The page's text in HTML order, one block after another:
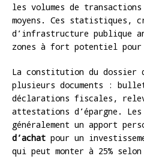
les volumes de
moyens. Ces statistiques,
d’infrastructure publique
zones à fort potentiel pour
La constitution du dossier
plusieurs documents :
déclarations fiscales,
attestations d’épargne.
généralement un apport
d’achat pour un
qui peut monter à 25%